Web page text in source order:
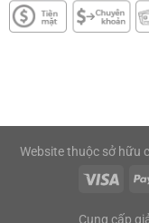
Website thuộc sở hữu
Cung cấp